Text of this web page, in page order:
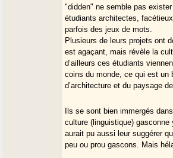
"didden" ne semble pas
étudiants architectes,
parfois des jeux de mots.
Plusieurs de leurs projets ont
est agaçant, mais révèle la
d’ailleurs ces étudiants
coins du monde, ce qui est un
d’architecture et du paysage
Ils se sont bien immergés
culture (linguistique)
aurait pu aussi leur suggérer
peu ou prou gascons. Mais